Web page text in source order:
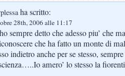
ha scritto:
28th, 2006 alle 11:17
sempre detto che adesso piu’ che
che ha fatto un monte di
indietro anche per se stesso,
amero’ lo stesso la